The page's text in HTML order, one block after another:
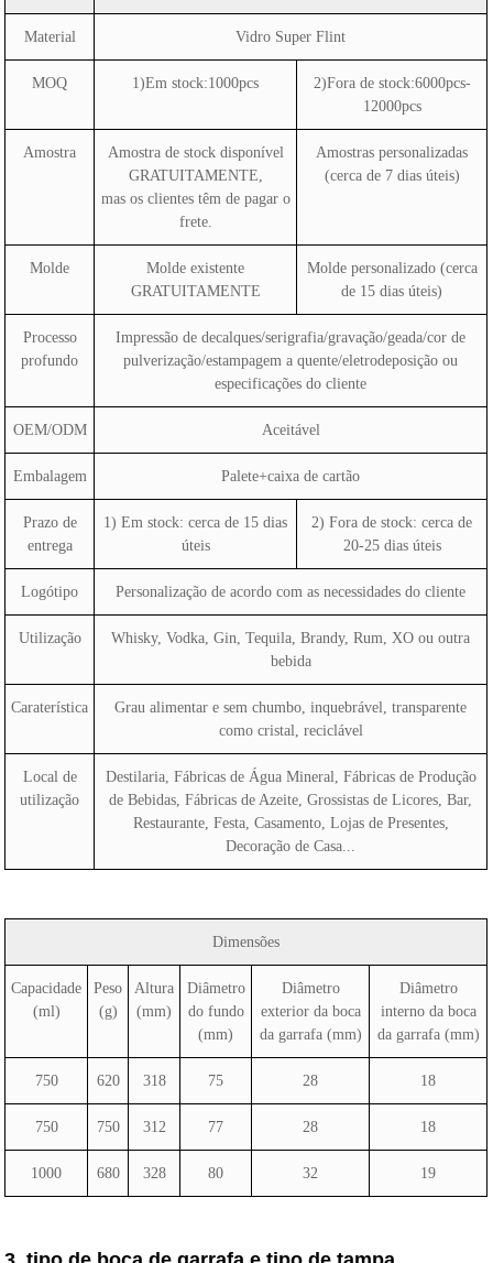
Material Vidro Super Flint
MOQ 1)Em stock:1000pcs
2)Fora de stock:6000pcs-
12000pcs
Amostra
Amostra de stock disponível
GRATUITAMENTE,
mas os clientes têm de pagar o
frete.
Amostras personalizadas
(cerca de 7 dias úteis)
Molde
Molde existente
GRATUITAMENTE
Molde personalizado (cerca
de 15 dias úteis)
Processo
profundo
Impressão de decalques/serigrafia/gravação/geada/cor de
pulverização/estampagem a quente/eletrodeposição ou
especificações do cliente
OEM/ODM Aceitável
Embalagem Palete+caixa de cartão
Prazo de
entrega
1) Em stock: cerca de 15 dias
úteis
2) Fora de stock: cerca de
20-25 dias úteis
Logótipo Personalização de acordo com as necessidades do cliente
Utilização
Whisky, Vodka, Gin, Tequila, Brandy, Rum, XO ou outra
bebida
Caraterística
Grau alimentar e sem chumbo, inquebrável, transparente
como cristal, reciclável
Local de
utilização
Destilaria, Fábricas de Água Mineral, Fábricas de Produção
de Bebidas, Fábricas de Azeite, Grossistas de Licores, Bar,
Restaurante, Festa, Casamento, Lojas de Presentes,
Decoração de Casa...
Dimensões
Capacidade
(ml)
Peso
(g)
Altura
(mm)
Diâmetro
do fundo
(mm)
Diâmetro
exterior da boca
da garrafa (mm)
Diâmetro
interno da boca
da garrafa (mm)
750 620 318 75 28 18
750 750 312 77 28 18
1000 680 328 80 32 19